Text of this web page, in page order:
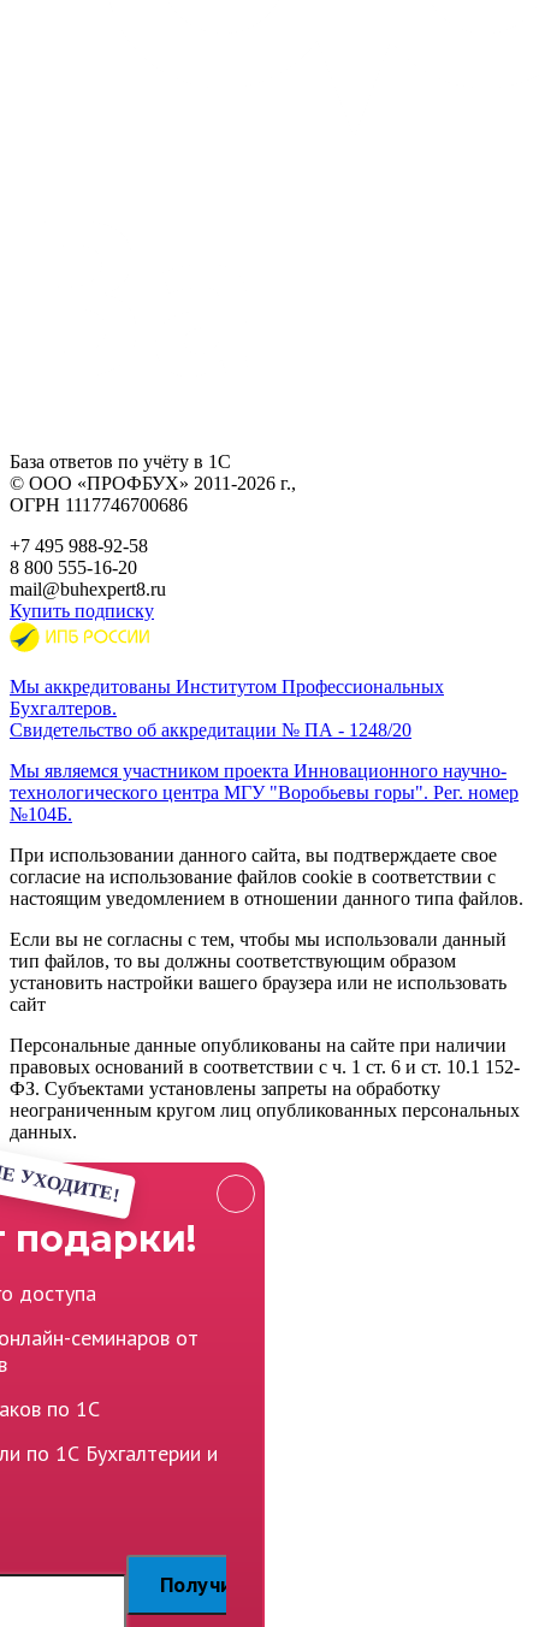
База ответов по учёту в 1С
© ООО «ПРОФБУХ» 2011-2026 г.,
ОГРН 1117746700686
+7 495 988-92-58
8 800 555-16-20
mail@buhexpert8.ru
Купить подписку
Мы аккредитованы Институтом Профессиональных
Бухгалтеров.
Свидетельство об аккредитации № ПА - 1248/20
Мы являемся участником проекта Инновационного научно-
технологического центра МГУ "Воробьевы горы". Рег. номер
№104Б.
При использовании данного сайта, вы подтверждаете свое
согласие на использование файлов cookie в соответствии с
настоящим уведомлением в отношении данного типа файлов.
Если вы не согласны с тем, чтобы мы использовали данный
тип файлов, то вы должны соответствующим образом
установить настройки вашего браузера или не использовать
сайт
Персональные данные опубликованы на сайте при наличии
правовых оснований в соответствии с ч. 1 ст. 6 и ст. 10.1 152-
ФЗ. Субъектами установлены запреты на обработку
неограниченным кругом лиц опубликованных персональных
данных.
подарки!
доступа
семинаров от
по 1С
по 1С Бухгалтерии и
УХОДИТЕ!